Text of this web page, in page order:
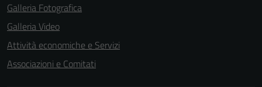
Galleria Fotografica
Galleria Video
Attività economiche e Servizi
Associazioni e Comitati